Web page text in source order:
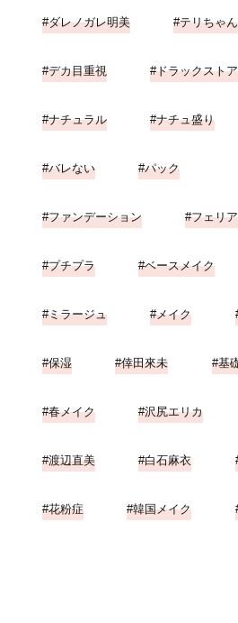
ダレノガレ明美 テリちゃん
デカ目重視 ドラックスト
ナチュラル ナチュ盛り
バレない パック
ファンデーション フェリ
プチプラ ベースメイク
ミラージュ メイク
保湿 倖田來未 基
春メイク 沢尻エリカ
渡辺直美 白石麻衣
花粉症 韓国メイク